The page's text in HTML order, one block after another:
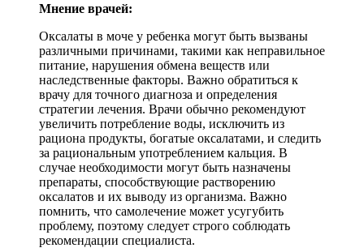
Мнение врачей:
Оксалаты в моче у ребенка могут быть вызваны
различными причинами, такими как неправильное
питание, нарушения обмена веществ или
наследственные факторы. Важно обратиться к
врачу для точного диагноза и определения
стратегии лечения. Врачи обычно рекомендуют
увеличить потребление воды, исключить из
рациона продукты, богатые оксалатами, и следить
за рациональным употреблением кальция. В
случае необходимости могут быть назначены
препараты, способствующие растворению
оксалатов и их выводу из организма. Важно
помнить, что самолечение может усугубить
проблему, поэтому следует строго соблюдать
рекомендации специалиста.